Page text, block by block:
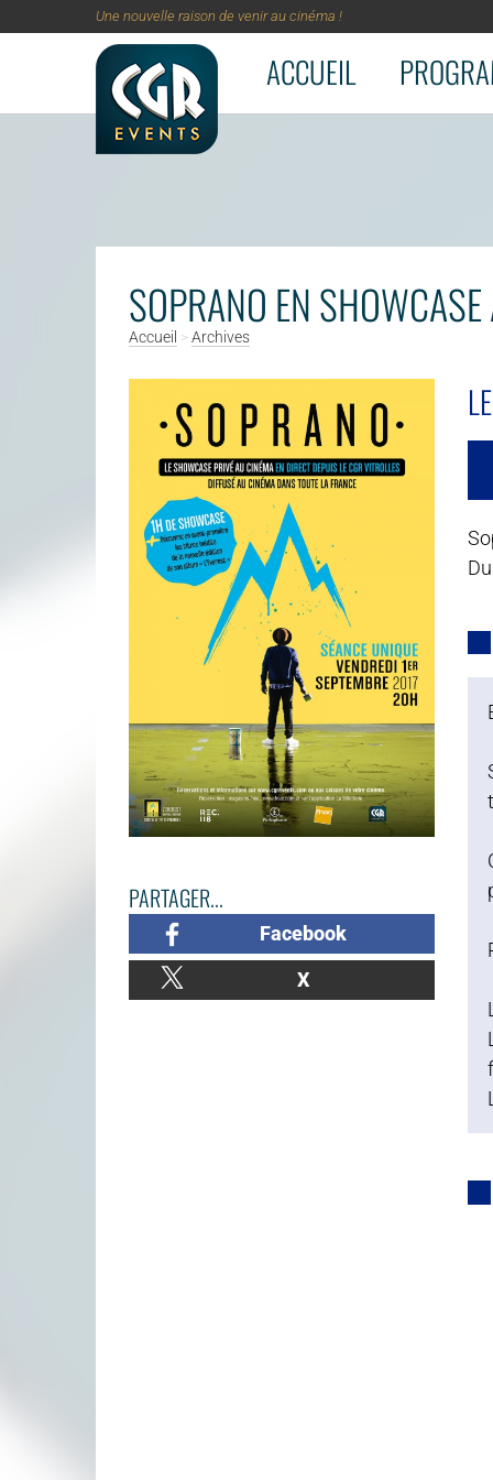
Aller au contenu principal
Une nouvelle raison de venir au cinéma !
ACCUEIL
SOPRANO EN
Accueil >Archives
PARTAGER...
Facebook
X